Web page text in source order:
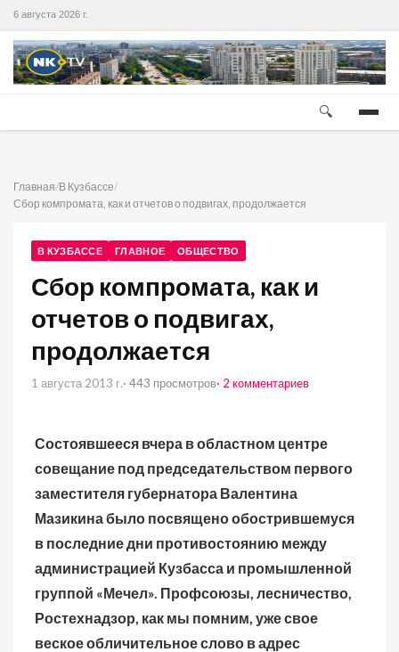
6 августа 2026 г.
🔍
Главная/В Кузбассе/
Сбор компромата, как и отчетов о подвигах, продолжается
В КУЗБАССЕ ГЛАВНОЕ ОБЩЕСТВО
Сбор компромата, как и
отчетов о подвигах,
продолжается
1 августа 2013 г.· 443 просмотров· 2 комментариев
Состоявшееся вчера в областном центре
совещание под председательством первого
заместителя губернатора Валентина
Мазикина было посвящено обострившемуся
в последние дни противостоянию между
администрацией Кузбасса и промышленной
группой «Мечел». Профсоюзы, лесничество,
Ростехнадзор, как мы помним, уже свое
веское обличительное слово в адрес